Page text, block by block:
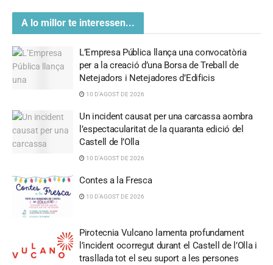
A lo millor te interessen...
L’Empresa Pública llança una convocatòria
per a la creació d’una Borsa de Treball de
Netejadors i Netejadores d’Edificis
10 D'AGOST DE 2026
Un incident causat per una carcassa aombra
l’espectacularitat de la quaranta edició del
Castell de l’Olla
10 D'AGOST DE 2026
Contes a la Fresca
10 D'AGOST DE 2026
Pirotecnia Vulcano lamenta profundament
l’incident ocorregut durant el Castell de l’Olla i
trasllada tot el seu suport a les persones